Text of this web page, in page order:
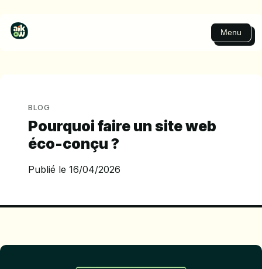
Menu
BLOG
Pourquoi faire un site web
éco-conçu ?
Publié le 16/04/2026